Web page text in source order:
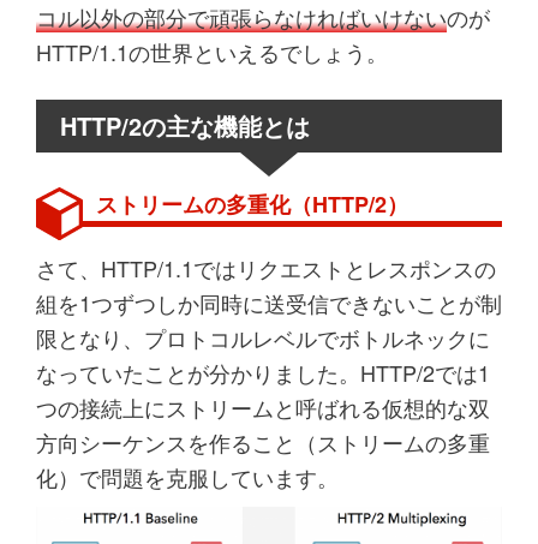
コル以外の部分で頑張らなければいけないのが
HTTP/1.1の世界といえるでしょう。
HTTP/2の主な機能とは
ストリームの多重化（HTTP/2）
さて、HTTP/1.1ではリクエストとレスポンスの
組を1つずつしか同時に送受信できないことが制
限となり、プロトコルレベルでボトルネックに
なっていたことが分かりました。HTTP/2では1
つの接続上にストリームと呼ばれる仮想的な双
方向シーケンスを作ること（ストリームの多重
化）で問題を克服しています。